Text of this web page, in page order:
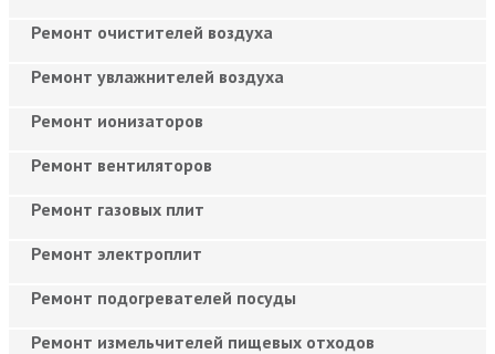
Ремонт очистителей воздуха
Ремонт увлажнителей воздуха
Ремонт ионизаторов
Ремонт вентиляторов
Ремонт газовых плит
Ремонт электроплит
Ремонт подогревателей посуды
Ремонт измельчителей пищевых отходов